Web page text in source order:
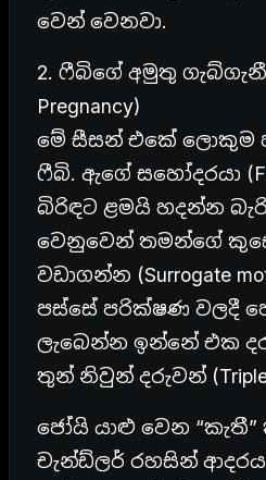
වෙන් වෙනවා.
2. ෆීබිගේ අමුතු ගැබ්ගැනීම
Pregnancy)
මේ සීසන් එකේ ලොකුම
ෆීබි. ඇගේ සහෝදරයා
බිරිඳට ළමයි හදන්න
වෙනුවෙන් තමන්ගේ
වඩාගන්න (Surrogate
පස්සේ පරික්ෂණ වලදී
ලැබෙන්න ඉන්නේ එක
තුන් නිවුන් දරුවන්
ජෝයි යාළු වෙන
චැන්ඩ්ලර් රහසින්